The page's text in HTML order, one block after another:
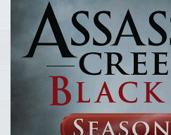
Creed 4: Black
Flag